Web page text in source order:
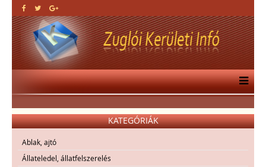
KATEGÓRIÁK
Ablak, ajtó
Állateledel, állatfelszerelés